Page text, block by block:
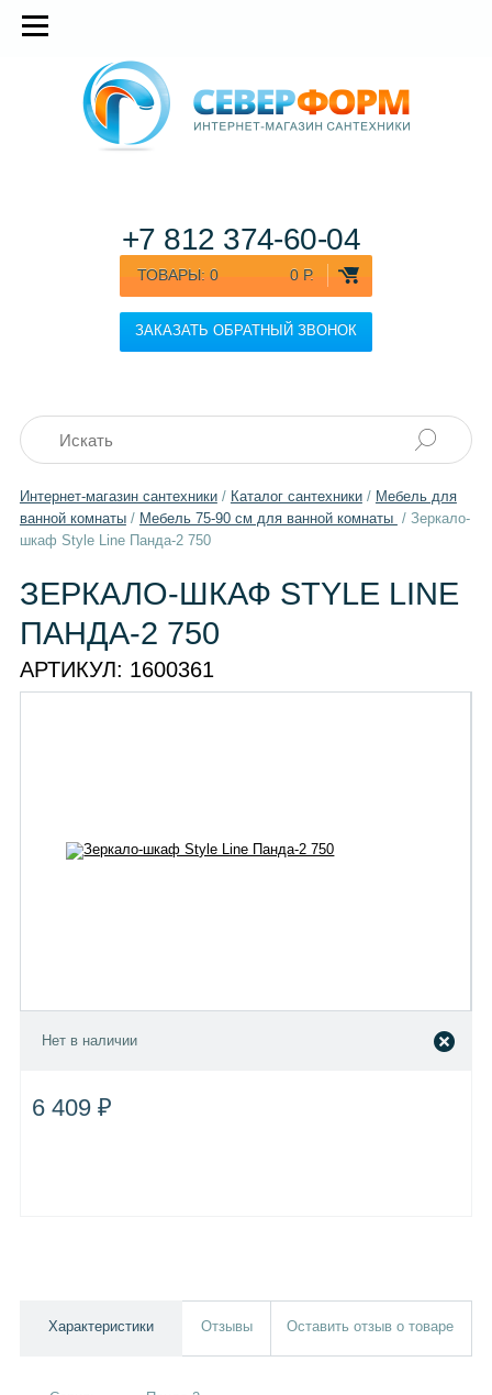
ТОВАРЫ: 0 0 Р.
ЗАКАЗАТЬ ОБРАТНЫЙ ЗВОНОК
+7 812 374-60-04
Интернет-магазин сантехники/ Каталог сантехники/ Мебель для
ванной комнаты/ Мебель 75-90 см для ванной комнаты / Зеркало-
шкаф Style Line Панда-2 750
ЗЕРКАЛО-ШКАФ STYLE LINE
ПАНДА-2 750
АРТИКУЛ: 1600361
Нет в наличии
6 409 ₽
Характеристики Отзывы Оставить отзыв о товаре